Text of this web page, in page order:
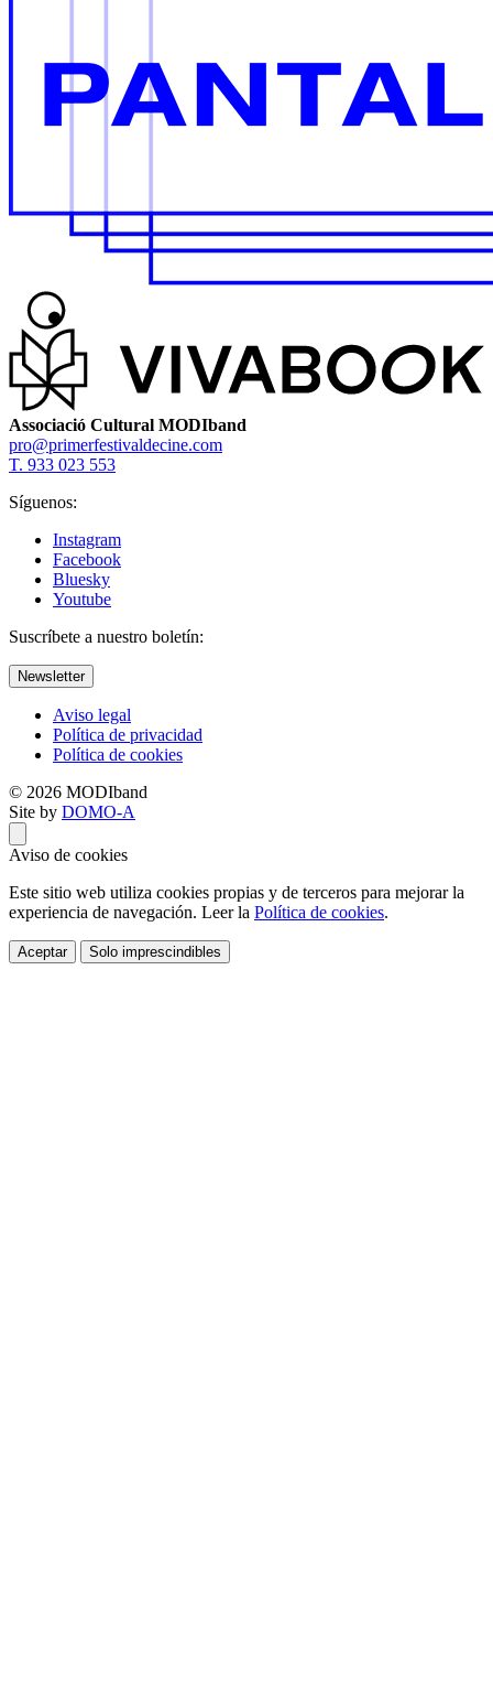
Associació Cultural MODIband
pro@primerfestivaldecine.com
T. 933 023 553
Síguenos:
Instagram
Facebook
Bluesky
Youtube
Suscríbete a nuestro boletín:
Newsletter
Aviso legal
Política de privacidad
Política de cookies
© 2026 MODIband
Site by DOMO-A
Aviso de cookies
Este sitio web utiliza cookies propias y de terceros para mejorar la
experiencia de navegación. Leer la Política de cookies.
Aceptar Solo imprescindibles